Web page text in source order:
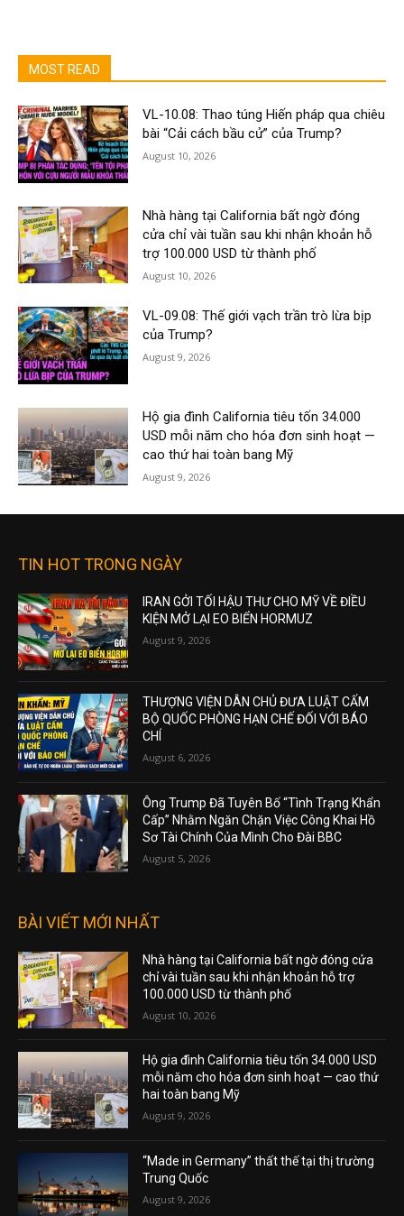
MOST READ
VL-10.08: Thao túng Hiến pháp qua chiêu
bài “Cải cách bầu cử” của Trump?
August 10, 2026
Nhà hàng tại California bất ngờ đóng
cửa chỉ vài tuần sau khi nhận khoản hỗ
trợ 100.000 USD từ thành phố
August 10, 2026
VL-09.08: Thế giới vạch trần trò lừa bịp
của Trump?
August 9, 2026
Hộ gia đình California tiêu tốn 34.000
USD mỗi năm cho hóa đơn sinh hoạt —
cao thứ hai toàn bang Mỹ
August 9, 2026
TIN HOT TRONG NGÀY
IRAN GỞI TỐI HẬU THƯ CHO MỸ VỀ ĐIỀU
KIỆN MỞ LẠI EO BIỂN HORMUZ
August 9, 2026
THƯỢNG VIỆN DÂN CHỦ ĐƯA LUẬT CẤM
BỘ QUỐC PHÒNG HẠN CHẾ ĐỐI VỚI BÁO
CHÍ
August 6, 2026
Ông Trump Đã Tuyên Bố “Tình Trạng Khẩn
Cấp” Nhằm Ngăn Chặn Việc Công Khai Hồ
Sơ Tài Chính Của Mình Cho Đài BBC
August 5, 2026
BÀI VIẾT MỚI NHẤT
Nhà hàng tại California bất ngờ đóng cửa
chỉ vài tuần sau khi nhận khoản hỗ trợ
100.000 USD từ thành phố
August 10, 2026
Hộ gia đình California tiêu tốn 34.000 USD
mỗi năm cho hóa đơn sinh hoạt — cao thứ
hai toàn bang Mỹ
August 9, 2026
“Made in Germany” thất thế tại thị trường
Trung Quốc
August 9, 2026